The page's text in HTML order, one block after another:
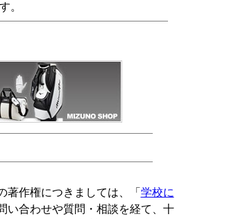
。
作権につきましては、「 学校に
い合わせや質問・相談を経て、十